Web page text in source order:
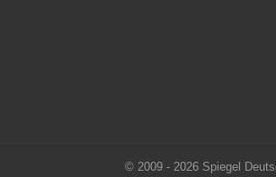
© 2009 - 2026 Spiegel